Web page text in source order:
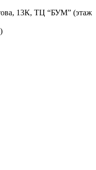
13К, ТЦ “БУМ” (этаж